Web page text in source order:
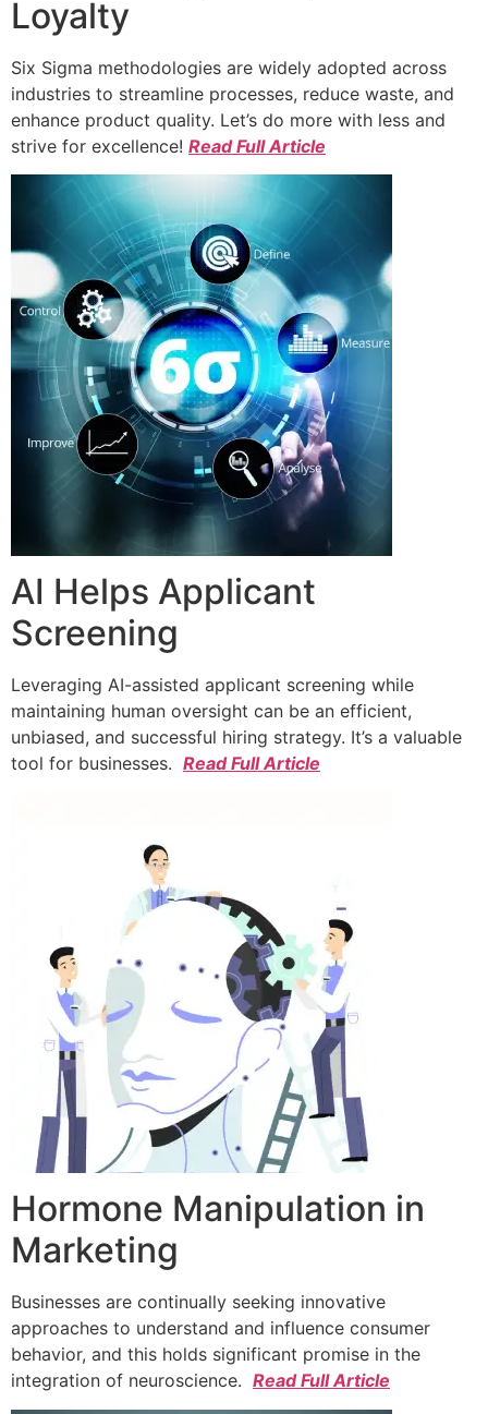
Loyalty
Six Sigma methodologies are widely adopted across
industries to streamline processes, reduce waste, and
enhance product quality. Let’s do more with less and
strive for excellence! Read Full Article
AI Helps Applicant
Screening
Leveraging AI-assisted applicant screening while
maintaining human oversight can be an efficient,
unbiased, and successful hiring strategy. It’s a valuable
tool for businesses. Read Full Article
Hormone Manipulation in
Marketing
Businesses are continually seeking innovative
approaches to understand and influence consumer
behavior, and this holds significant promise in the
integration of neuroscience. Read Full Article